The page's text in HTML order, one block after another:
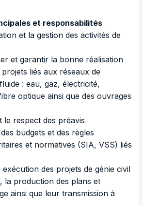
et responsabilités
et la gestion des activités de
et garantir la bonne réalisation
liés aux réseaux de
: eau, gaz, électricité,
optique ainsi que des ouvrages
le respect des préavis
budgets et des règles
et normatives (SIA, VSS) liés
des projets de génie civil
la production des plans et
ainsi que leur transmission à